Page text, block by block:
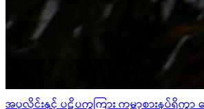
အပူလှိုင်းနှင့် ပဋိပက္ခကြား ကမ္ဘာ့စားနပ်ရိက္ခ